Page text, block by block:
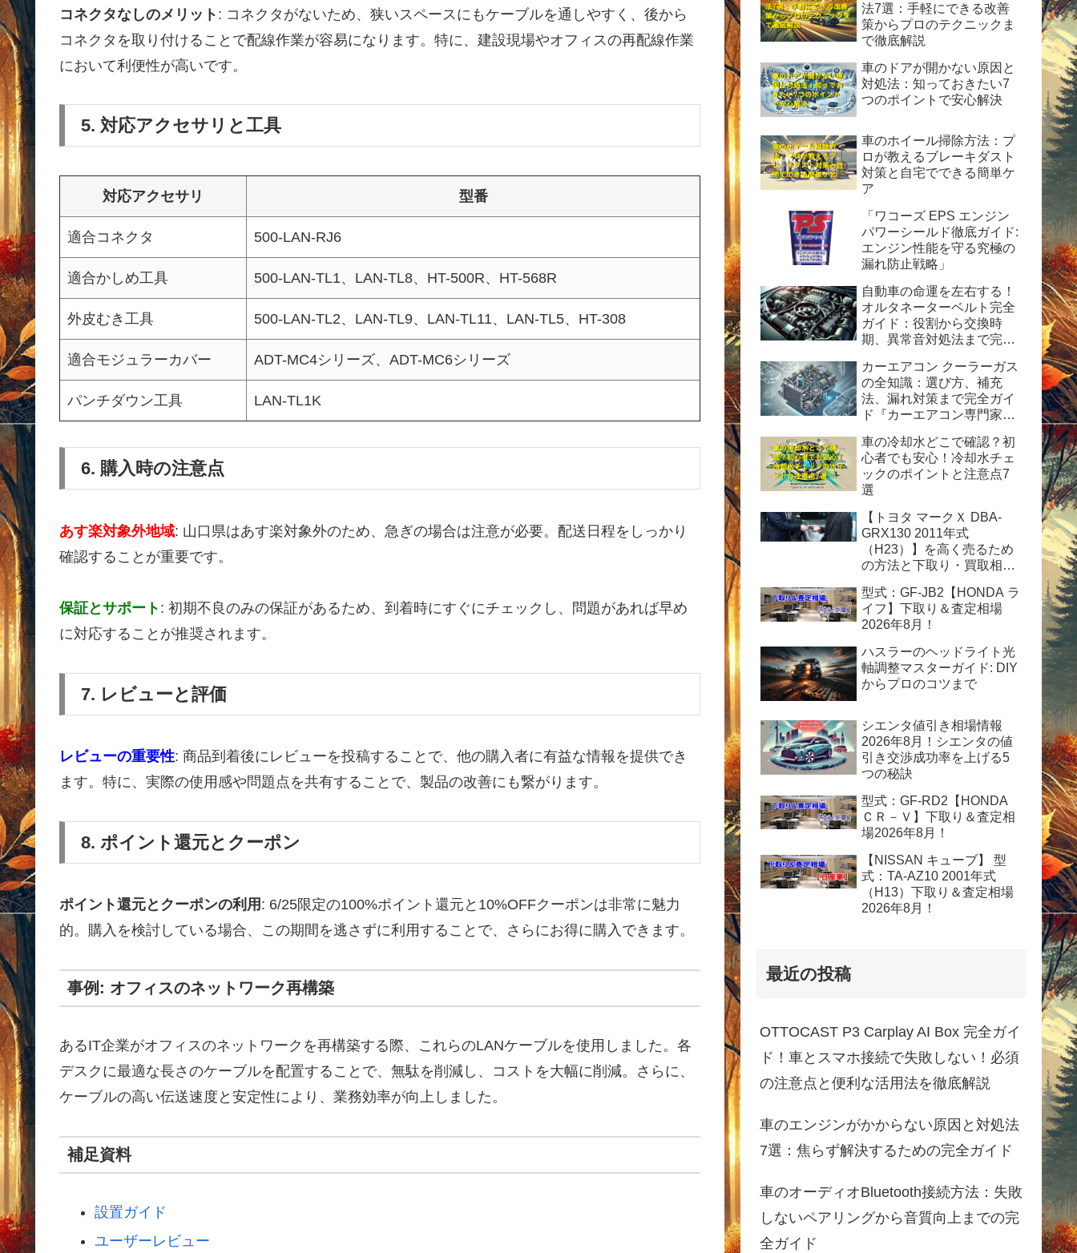
コネクタなしのメリット : コネクタがないため、狭いスペースにもケーブルを通しやすく、後から
コネクタを取り付けることで配線作業が容易になります。特に、建設現場やオフィスの再配線作業
において利便性が高いです。
5. 対応アクセサリと工具
対応アクセサリ 型番
適合コネクタ 500-LAN-RJ6
適合かしめ工具 500-LAN-TL1、LAN-TL8、HT-500R、HT-568R
外皮むき工具 500-LAN-TL2、LAN-TL9、LAN-TL11、LAN-TL5、HT-308
適合モジュラーカバー ADT-MC4シリーズ、ADT-MC6シリーズ
パンチダウン工具 LAN-TL1K
6. 購入時の注意点
あす楽対象外地域: 山口県はあす楽対象外のため、急ぎの場合は注意が必要。配送日程をしっかり
確認することが重要です。
保証とサポート : 初期不良のみの保証があるため、到着時にすぐにチェックし、問題があれば早め
に対応することが推奨されます。
7. レビューと評価
レビューの重要性: 商品到着後にレビューを投稿することで、他の購入者に有益な情報を提供でき
ます。特に、実際の使用感や問題点を共有することで、製品の改善にも繋がります。
8. ポイント還元とクーポン
ポイント還元とクーポンの利用 : 6/25限定の100%ポイント還元と10%OFFクーポンは非常に魅力
的。購入を検討している場合、この期間を逃さずに利用することで、さらにお得に購入できます。
事例: オフィスのネットワーク再構築
あるIT企業がオフィスのネットワークを再構築する際、これらのLANケーブルを使用しました。各
デスクに最適な長さのケーブルを配置することで、無駄を削減し、コストを大幅に削減。さらに、
ケーブルの高い伝送速度と安定性により、業務効率が向上しました。
補足資料
設置ガイド
ユーザーレビュー
法7選：手軽にできる改善
策からプロのテクニックま
で徹底解説
車のドアが開かない原因と
対処法：知っておきたい7
つのポイントで安心解決
車のホイール掃除方法：プ
ロが教えるブレーキダスト
対策と自宅でできる簡単ケ
ア
「ワコーズ EPS エンジン
パワーシールド徹底ガイド:
エンジン性能を守る究極の
漏れ防止戦略」
自動車の命運を左右する！
オルタネーターベルト完全
ガイド：役割から交換時
期、異常音対処法まで完全
カーエアコン クーラーガス
の全知識：選び方、補充
法、漏れ対策まで完全ガイ
ド『カーエアコン専門家が
全ガイド：安全性、経済
性、および運用のヒント』
車の冷却水どこで確認？初
心者でも安心！冷却水チェ
ックのポイントと注意点7
選
【トヨタ マークＸ DBA-
GRX130 2011年式
（H23）】を高く売るため
の方法と下取り・買取相場
型式：GF-JB2【HONDA ラ
イフ】下取り＆査定相場
2026年8月！
ハスラーのヘッドライト光
軸調整マスターガイド: DIY
からプロのコツまで
シエンタ値引き相場情報
2026年8月！シエンタの値
引き交渉成功率を上げる5
つの秘訣
型式：GF-RD2【HONDA
ＣＲ－Ｖ】下取り＆査定相
場2026年8月！
【NISSAN キューブ】 型
式：TA-AZ10 2001年式
（H13）下取り＆査定相場
2026年8月！
最近の投稿
OTTOCAST P3 Carplay AI Box 完全ガイ
ド！車とスマホ接続で失敗しない！必須
の注意点と便利な活用法を徹底解説
車のエンジンがかからない原因と対処法
7選：焦らず解決するための完全ガイド
車のオーディオBluetooth接続方法：失敗
しないペアリングから音質向上までの完
全ガイド